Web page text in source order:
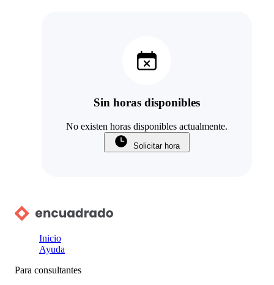
Sin horas disponibles
No existen horas disponibles actualmente.
Solicitar hora
Inicio
Ayuda
Para consultantes